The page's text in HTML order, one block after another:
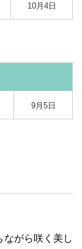
10月4日
9月5日
ながら咲く美し